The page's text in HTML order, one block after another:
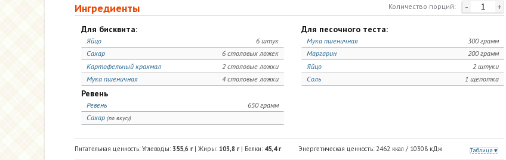
- +
Количество порций:
Ингредиенты
Для бисквита:
6 штук
Яйцо
6 столовых ложек
Сахар
2 столовые ложки
Картофельный крахмал
4 столовые ложки
Мука пшеничная
Для песочного теста:
300 грамм
Мука пшеничная
200 грамм
Маргарин
2 штуки
Яйцо
1 щепотка
Соль
Ревень
650 грамм
Ревень
Сахар(по вкусу)
Таблица
Энергетическая ценность: 2462 ккал / 10308кДж
Питательная ценность: Углеводы: 355,6 г| Жиры: 103,8 г| Белки: 45,4г